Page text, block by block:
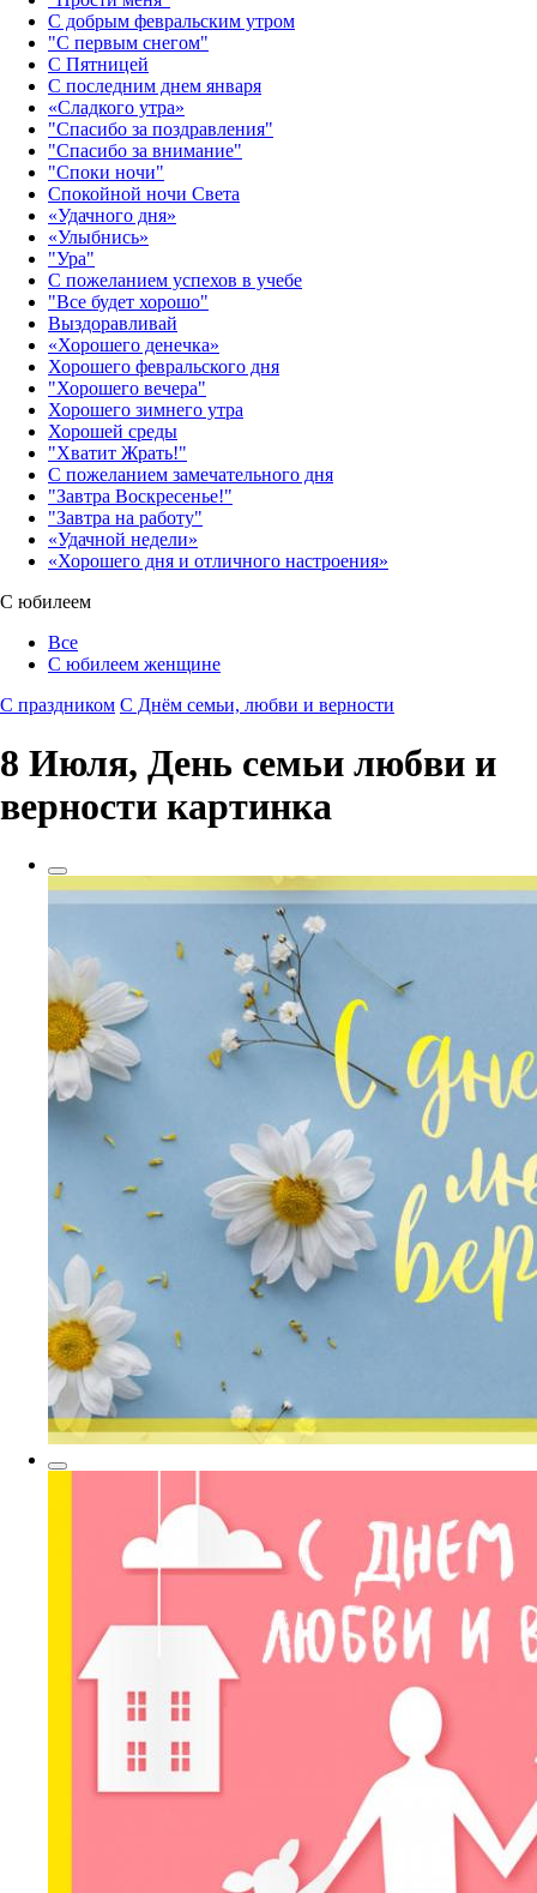
С добрым февральским утром
"С первым снегом"
С Пятницей
С последним днем января
«Сладкого утра»‎
"Спасибо за поздравления"
"Спасибо за внимание"
"Споки ночи"
Спокойной ночи Света
«Удачного дня»‎
«Улыбнись»‎
"Ура"
С пожеланием успехов в учебе
"Все будет хорошо"
Выздоравливай
«‎Хорошего денечка»‎
Хорошего февральского дня
"Хорошего вечера"
Хорошего зимнего утра
Хорошей среды
"Хватит Жрать!"
С пожеланием замечательного дня
"Завтра Воскресенье!"
"Завтра на работу"
«Удачной недели»‎
«Хорошего дня и отличного настроения»‎
С юбилеем
Все
С юбилеем женщине
С праздником С Днём семьи, любви и верности
8 Июля, День семьи любви и
верности картинка